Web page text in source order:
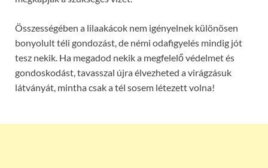
Összességében a lilaakácok nem igényelnek különösen
bonyolult téli gondozást, de némi odafigyelés mindig jót
tesz nekik. Ha megadod nekik a megfelelő védelmet és
gondoskodást, tavasszal újra élvezheted a virágzásuk
látványát, mintha csak a tél sosem létezett volna!